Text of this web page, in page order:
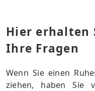
Hier erhalten
Ihre Fragen
Wenn Sie einen
ziehen, haben Sie